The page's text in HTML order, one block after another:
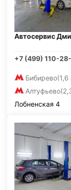
Автосервис
+7 (499) 110-
Бибирево
Алтуфьево
Лобненская 4